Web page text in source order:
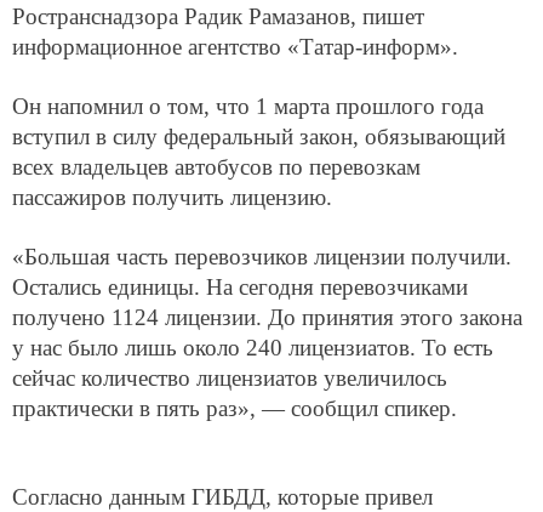
Ространснадзора Радик Рамазанов, пишет
информационное агентство «Татар-информ».
Он напомнил о том, что 1 марта прошлого года
вступил в силу федеральный закон, обязывающий
всех владельцев автобусов по перевозкам
пассажиров получить лицензию.
«Большая часть перевозчиков лицензии получили.
Остались единицы. На сегодня перевозчиками
получено 1124 лицензии. До принятия этого закона
у нас было лишь около 240 лицензиатов. То есть
сейчас количество лицензиатов увеличилось
практически в пять раз», — сообщил спикер.
Согласно данным ГИБДД, которые привел